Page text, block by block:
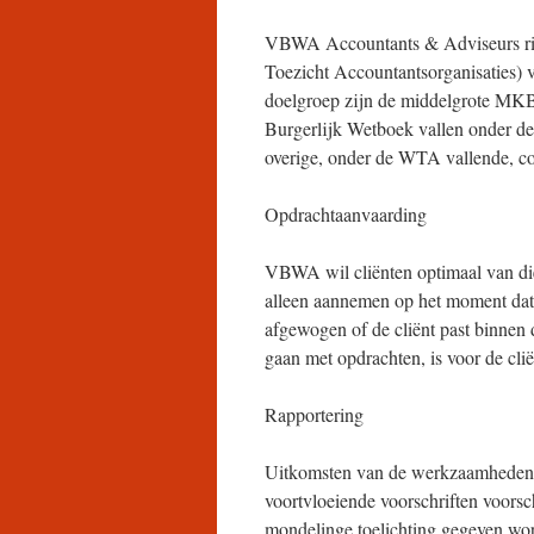
VBWA Accountants & Adviseurs
Toezicht
doelgroep zijn de middelgrote
Burgerlijk Wetboek vallen onder
overige, onder de WTA vallende,
Opdrachtaanvaarding
VBWA wil cliënten optimaal van
alleen aannemen op het moment
afgewogen of de cliënt past
gaan met opdrachten, is voor de
Rapportering
Uitkomsten van de
voortvloeiende voorschriften
mondelinge toelichting gegeven